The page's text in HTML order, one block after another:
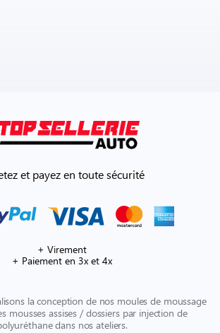
et payez en toute sécurité
+ Virement
+ Paiement en 3x et 4x
la conception de nos moules de moussage
mousses assises / dossiers par injection de
dans nos ateliers.